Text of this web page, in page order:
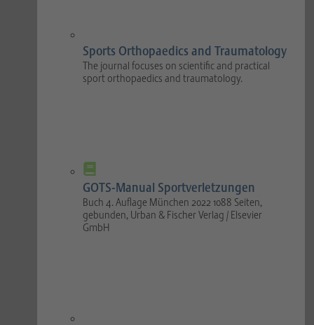
Sports Orthopaedics and Traumatology
The journal focuses on scientific and practical
sport orthopaedics and traumatology.
GOTS-Manual Sportverletzungen
Buch 4. Auflage München 2022 1088 Seiten,
gebunden, Urban & Fischer Verlag / Elsevier
GmbH